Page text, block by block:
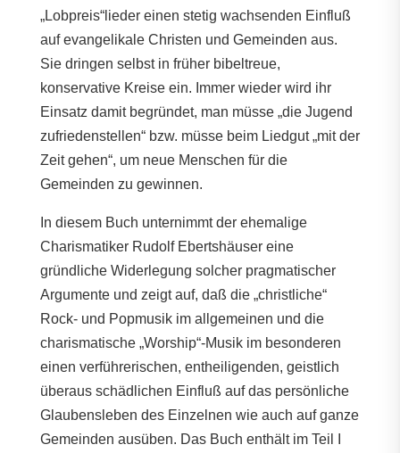
„Lobpreis“lieder einen stetig wachsenden Einfluß
auf evangelikale Christen und Gemeinden aus.
Sie dringen selbst in früher bibeltreue,
konservative Kreise ein. Immer wieder wird ihr
Einsatz damit begründet, man müsse „die Jugend
zufriedenstellen“ bzw. müsse beim Liedgut „mit der
Zeit gehen“, um neue Menschen für die
Gemeinden zu gewinnen.
In diesem Buch unternimmt der ehemalige
Charismatiker Rudolf Ebertshäuser eine
gründliche Widerlegung solcher pragmatischer
Argumente und zeigt auf, daß die „christliche“
Rock- und Popmusik im allgemeinen und die
charismatische „Worship“-Musik im besonderen
einen verführerischen, entheiligenden, geistlich
überaus schädlichen Einfluß auf das persönliche
Glaubensleben des Einzelnen wie auch auf ganze
Gemeinden ausüben. Das Buch enthält im Teil I